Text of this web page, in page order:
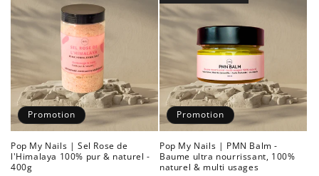
Promotion
Pop My Nails | Sel Rose de
l'Himalaya 100% pur & naturel -
400g
Promotion
Pop My Nails | PMN Balm -
Baume ultra nourrissant, 100%
naturel & multi usages